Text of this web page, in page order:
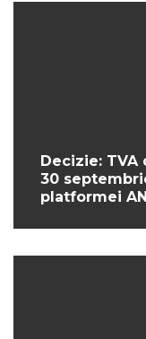
Decizie:
30
platformei